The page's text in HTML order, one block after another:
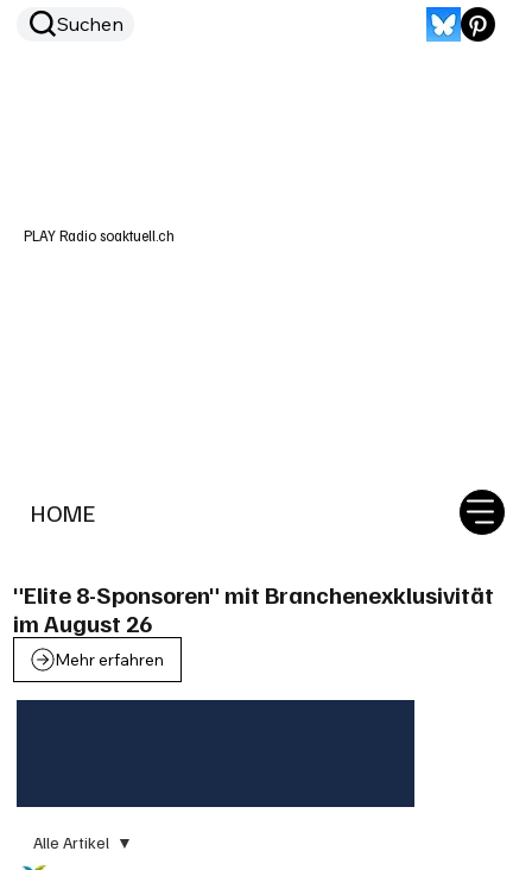
HOME
Suchen
PLAY Radio soaktuell.ch
"Elite 8-Sponsoren" mit Branchenexklusivität
im August 26
Mehr erfahren
Alle Artikel